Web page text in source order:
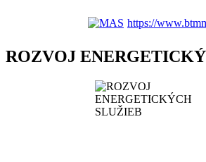
https://
ROZVOJ